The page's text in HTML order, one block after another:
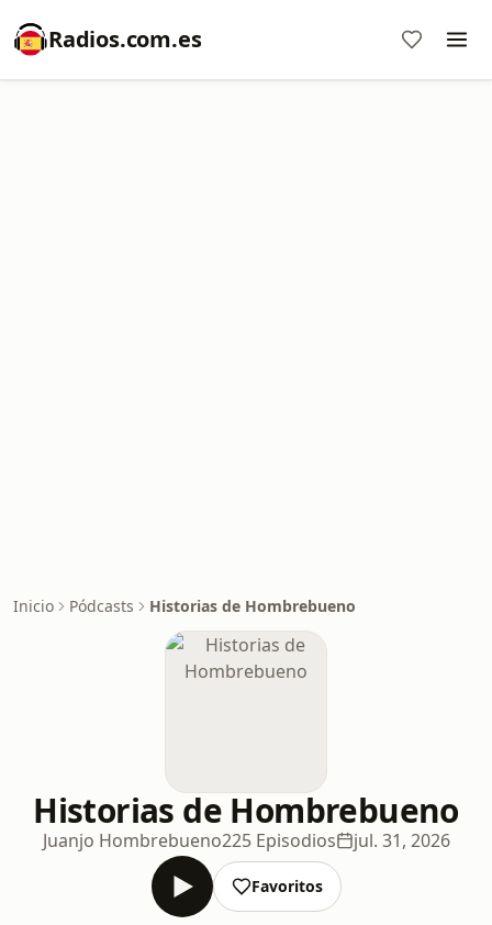
Radios.com.es
Inicio Pódcasts Historias de Hombrebueno
Historias de Hombrebueno
Juanjo Hombrebueno225 Episodios jul. 31, 2026
Favoritos